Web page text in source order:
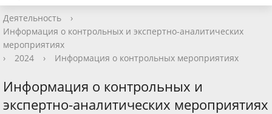
Деятельность
›
Информация о контрольных и экспертно-аналитических
мероприятиях
›
2024 › Информация о контрольных мероприятиях
Информация о контрольных и
экспертно-аналитических мероприятиях